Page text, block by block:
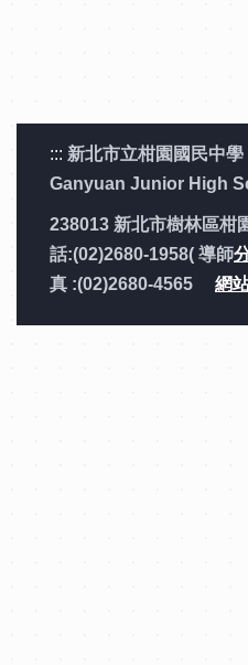
::: 新北市立柑園國民中
Ganyuan Junior High
238013 新北市樹林區柑
話:(02)2680-1958( 導師
真 :(02)2680-4565 網